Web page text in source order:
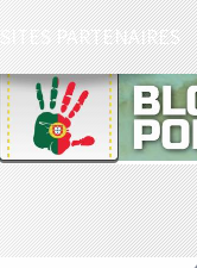
SITES PARTENAIRES